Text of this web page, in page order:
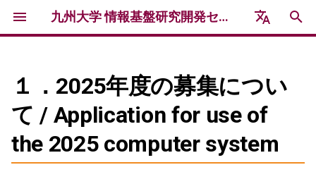
九州大学 情報基盤研究開発センター 研究用計算機システム
日本語
を
初
期
玄界システム情報
玄界ハードウェア
玄界ソフトウェア
利用方法
これから玄界を利用する方へ
玄界の利用開始手続き
利用制度
利用資格
トライアルユース
イベント
2026年度 講習会 /
Workshops & Trainings 2026
お知らせ
研究用計算機システムニュー
ス
利用報告・謝辞
研究成果
民間利用成果報告
アクセス・連絡先
更新履歴
１．2025年度の募集につい
て / Application for use of
the 2025 computer system